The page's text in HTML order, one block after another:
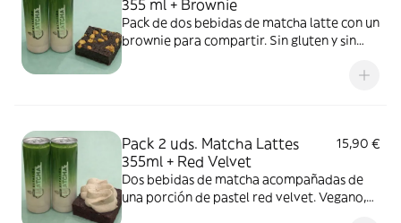
355 ml + Brownie
Pack de dos bebidas de matcha latte con un
brownie para compartir. Sin gluten y sin
Pack 2 uds. Matcha Lattes
355ml + Red Velvet
15,90 €
Dos bebidas de matcha acompañadas de
una porción de pastel red velvet. Vegano,